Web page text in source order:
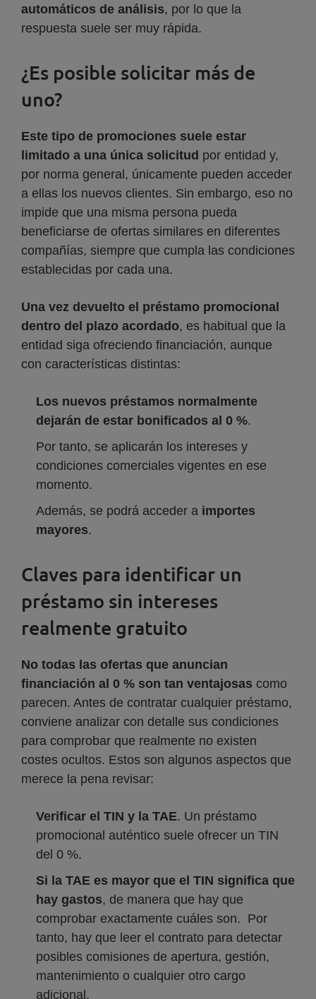
automáticos de análisis, por lo que la
respuesta suele ser muy rápida.
¿Es posible solicitar más de
uno?
Este tipo de promociones suele estar
limitado a una única solicitud por entidad y,
por norma general, únicamente pueden acceder
a ellas los nuevos clientes. Sin embargo, eso no
impide que una misma persona pueda
beneficiarse de ofertas similares en diferentes
compañías, siempre que cumpla las condiciones
establecidas por cada una.
Una vez devuelto el préstamo promocional
dentro del plazo acordado, es habitual que la
entidad siga ofreciendo financiación, aunque
con características distintas:
Los nuevos préstamos normalmente
dejarán de estar bonificados al 0 %.
Por tanto, se aplicarán los intereses y
condiciones comerciales vigentes en ese
momento.
Además, se podrá acceder a importes
mayores.
Claves para identificar un
préstamo sin intereses
realmente gratuito
No todas las ofertas que anuncian
financiación al 0 % son tan ventajosas como
parecen. Antes de contratar cualquier préstamo,
conviene analizar con detalle sus condiciones
para comprobar que realmente no existen
costes ocultos. Estos son algunos aspectos que
merece la pena revisar:
Verificar el TIN y la TAE. Un préstamo
promocional auténtico suele ofrecer un TIN
del 0 %.
Si la TAE es mayor que el TIN significa que
hay gastos, de manera que hay que
comprobar exactamente cuáles son. Por
tanto, hay que leer el contrato para detectar
posibles comisiones de apertura, gestión,
mantenimiento o cualquier otro cargo
adicional.